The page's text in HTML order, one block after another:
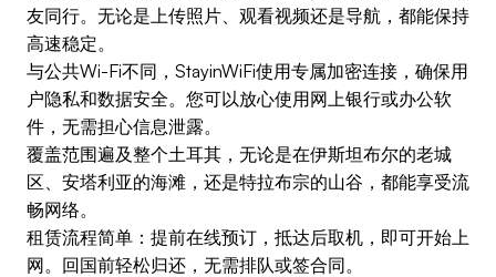
友同行。无论是上传照片、观看视频还是导航，都能保持
高速稳定。
与公共Wi-Fi不同，StayinWiFi使用专属加密连接，确保用
户隐私和数据安全。您可以放心使用网上银行或办公软
件，无需担心信息泄露。
覆盖范围遍及整个土耳其，无论是在伊斯坦布尔的老城
区、安塔利亚的海滩，还是特拉布宗的山谷，都能享受流
畅网络。
租赁流程简单：提前在线预订，抵达后取机，即可开始上
网。回国前轻松归还，无需排队或签合同。